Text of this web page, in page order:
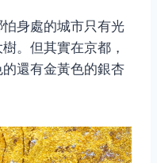
身處的城市只有光
。但其實在京都，
還有金黃色的銀杏